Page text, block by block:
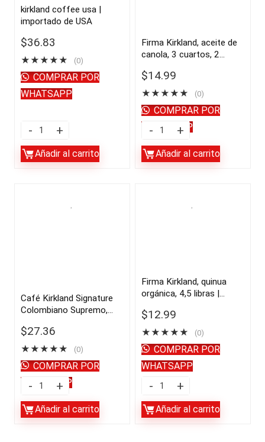
libras
|
importado
de
USA
quantity
|
importado
de
USA
quantity
kirkland coffee usa |
importado de USA
$36.83
★★★★★ (0)
kirkland
coffee
usa
Añadir al carrito
COMPRAR POR
WHATSAPP
Firma Kirkland, aceite de
canola, 3 cuartos, 2
USA
$14.99
★★★★★ (0)
Firma
Kirkland,
aceite
|
importado
de
USA
quantity
Añadir al carrito
COMPRAR POR
WHATSAPP
Café Kirkland Signature
Colombiano Supremo,
importado de USA
$27.36
★★★★★ (0)
Café
Kirkland
Signature
Añadir al carrito
COMPRAR POR
WHATSAPP
Firma Kirkland, quinua
orgánica, 4,5 libras |
$12.99
★★★★★ (0)
Firma
Kirkland,
quinua
Añadir al carrito
COMPRAR POR
WHATSAPP